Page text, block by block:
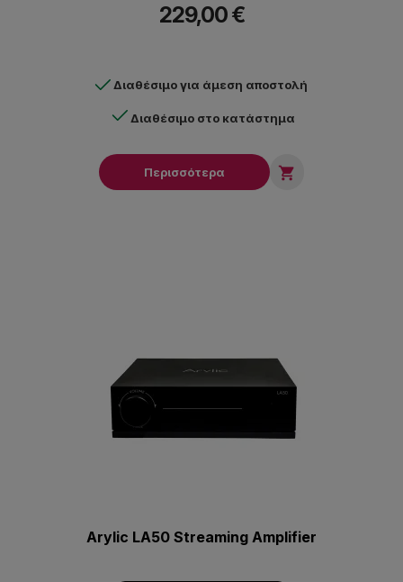
δωρεάν εφαρμογή 4Stream διαθέσιμη για iOS & Android.
229,00 €
Διαθέσιμο για άμεση αποστολή
Διαθέσιμο στο κατάστημα
Περισσότερα 
Arylic LA50 Streaming Amplifier